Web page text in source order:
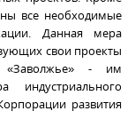
все необходимые
Данная мера
свои проекты
«Заволжье» - им
индустриального
развития